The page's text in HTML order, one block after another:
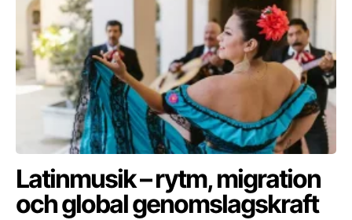
Latinmusik – rytm, migration
och global genomslagskraft